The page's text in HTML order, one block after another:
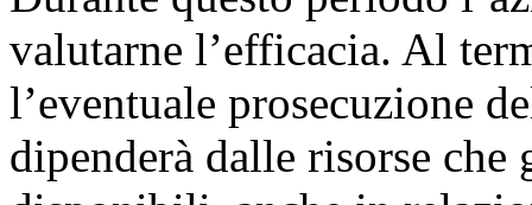
valutarne l’efficacia. Al
l’eventuale prosecuzione
dipenderà dalle risorse che